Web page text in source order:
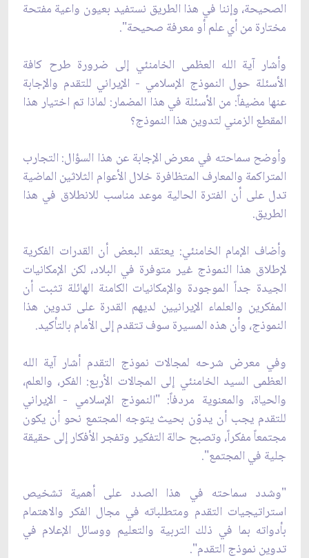
الصحيحة، وإننا في هذا الطريق نستفيد بعيون واعية مفتحة
مختارة من أي علم أو معرفة صحيحة".
وأشار آية الله العظمى الخامنئي إلى ضرورة طرح كافة
الأسئلة حول النموذج الإسلامي - الإيراني للتقدم والإجابة
عنها مضيفاً: من الأسئلة في هذا المضمار: لماذا تم اختيار هذا
المقطع الزمني لتدوين هذا النموذج؟
وأوضح سماحته في معرض الإجابة عن هذا السؤال: التجارب
المتراكمة والمعارف المتظافرة خلال الأعوام الثلاثين الماضية
تدل على أن الفترة الحالية موعد مناسب للانطلاق في هذا
الطريق.
وأضاف الإمام الخامنئي: يعتقد البعض أن القدرات الفكرية
لإطلاق هذا النموذج غير متوفرة في البلاد، لكن الإمكانيات
الجيدة جداً الموجودة والإمكانيات الكامنة الهائلة تثبت أن
المفكرين والعلماء‌ الإيرانيين لديهم القدرة على تدوين هذا
النموذج، وأن هذه المسيرة سوف تتقدم إلى الأمام بالتأكيد.
وفي معرض شرحه لمجالات نموذج التقدم أشار آية الله
العظمى السيد الخامنئي إلى المجالات الأربع: الفكر، والعلم،
والحياة، والمعنوية مردفاً: "النموذج الإسلامي - الإيراني
للتقدم يجب أن يدوّن بحيث يتوجه المجتمع نحو أن يكون
مجتمعاً مفكراً، وتصبح حالة التفكير وتفجر الأفكار إلى حقيقة
جلية في المجتمع".
"وشدد سماحته في هذا الصدد على أهمية‌ تشخيص
استراتيجيات التقدم ومتطلباته في مجال الفكر والاهتمام
بأدواته بما في ذلك التربية والتعليم ووسائل الإعلام في
تدوين نموذج التقدم".